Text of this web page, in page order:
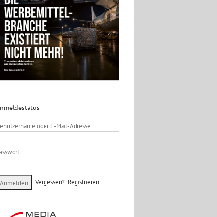
oder E-Mail-Adresse
Vergessen? Registrieren